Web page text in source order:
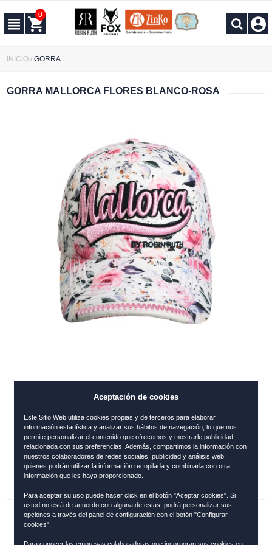
0
INICIO /GORRA
GORRA MALLORCA FLORES BLANCO-ROSA
GORRA MALLORCA FLORES BLANCO-
ROSA
0.00€
Referencia:
Aceptación de cookies
Este Sitio Web utiliza cookies propias y de terceros para elaborar
información estadística y analizar sus hábitos de navegación, lo que nos
permite personalizar el contenido que ofrecemos y mostrarle publicidad
relacionada con sus preferencias. Además, compartimos la información con
nuestros colaboradores de redes sociales, publicidad y análisis web,
quienes podrán utilizar la información recopilada y combinarla con otra
información que les haya proporcionado.
Para aceptar su uso puede hacer click en el botón "Aceptar cookies". Si
usted no está de acuerdo con alguna de estas, podrá personalizar sus
opciones a través del panel de configuración con el botón "Configurar
cookies".